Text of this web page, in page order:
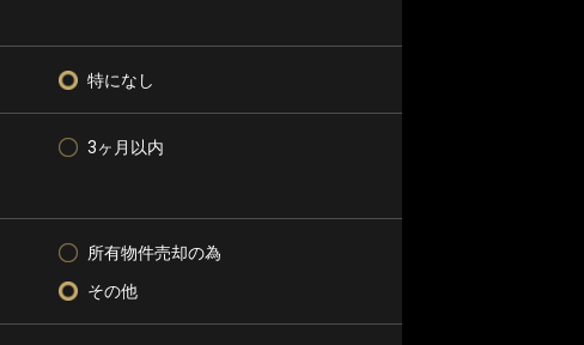
特になし
3ヶ月以内
所有物件売却の為
その他